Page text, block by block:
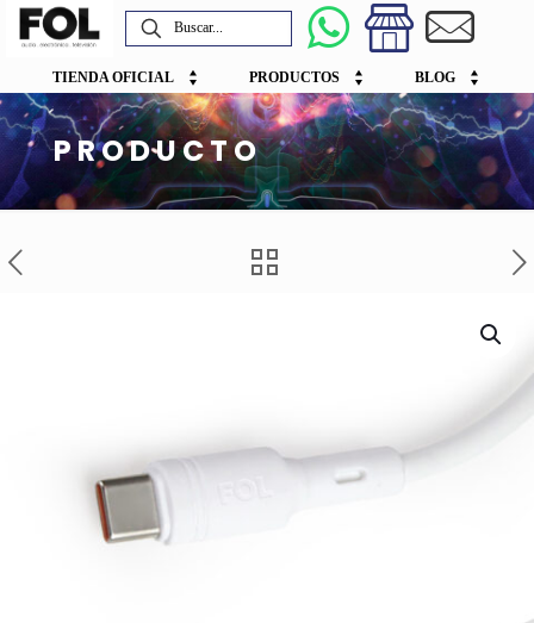
TIENDA OFICIAL PRODUCTOS BLOG
PRODUCTO